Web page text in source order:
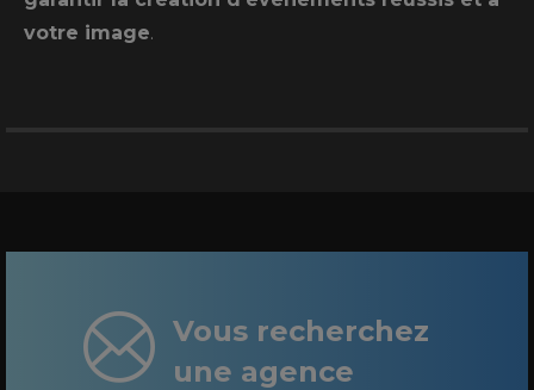
votre image.
Vous recherchez
une agence